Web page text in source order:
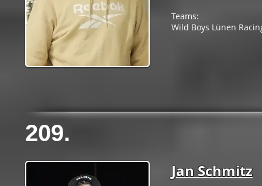
Teams:
Wild Boys Lünen
209.
Jan Schmitz